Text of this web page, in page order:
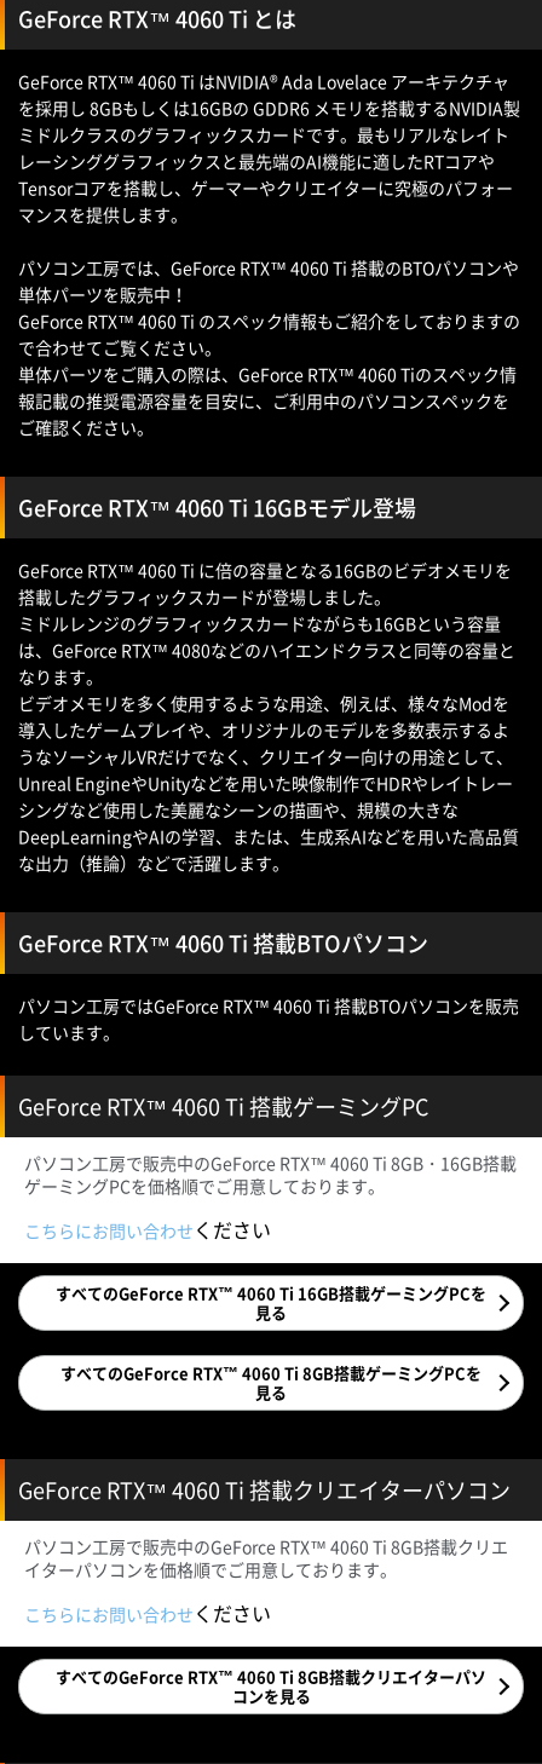
GeForce RTX™ 4060 Ti とは
GeForce RTX™ 4060 Ti はNVIDIA® Ada Lovelace アーキテクチャ
を採用し 8GBもしくは16GBの GDDR6 メモリを搭載するNVIDIA製
ミドルクラスのグラフィックスカードです。最もリアルなレイト
レーシンググラフィックスと最先端のAI機能に適したRTコアや
Tensorコアを搭載し、ゲーマーやクリエイターに究極のパフォー
マンスを提供します。
パソコン工房では、GeForce RTX™ 4060 Ti 搭載のBTOパソコンや
単体パーツを販売中！
GeForce RTX™ 4060 Ti のスペック情報もご紹介をしておりますの
で合わせてご覧ください。
単体パーツをご購入の際は、GeForce RTX™ 4060 Tiのスペック情
報記載の推奨電源容量を目安に、ご利用中のパソコンスペックを
ご確認ください。
GeForce RTX™ 4060 Ti 16GBモデル登場
GeForce RTX™ 4060 Ti に倍の容量となる16GBのビデオメモリを
搭載したグラフィックスカードが登場しました。
ミドルレンジのグラフィックスカードながらも16GBという容量
は、GeForce RTX™ 4080などのハイエンドクラスと同等の容量と
なります。
ビデオメモリを多く使用するような用途、例えば、様々なModを
導入したゲームプレイや、オリジナルのモデルを多数表示するよ
うなソーシャルVRだけでなく、クリエイター向けの用途として、
Unreal EngineやUnityなどを用いた映像制作でHDRやレイトレー
シングなど使用した美麗なシーンの描画や、規模の大きな
DeepLearningやAIの学習、または、生成系AIなどを用いた高品質
な出力（推論）などで活躍します。
GeForce RTX™ 4060 Ti 搭載BTOパソコン
パソコン工房ではGeForce RTX™ 4060 Ti 搭載BTOパソコンを販売
しています。
GeForce RTX™ 4060 Ti 搭載ゲーミングPC
パソコン工房で販売中のGeForce RTX™ 4060 Ti 8GB・16GB搭載
ゲーミングPCを価格順でご用意しております。
こちらにお問い合わせ ください
すべてのGeForce RTX™ 4060 Ti 16GB搭載ゲーミングPCを
見る
すべてのGeForce RTX™ 4060 Ti 8GB搭載ゲーミングPCを
見る
GeForce RTX™ 4060 Ti 搭載クリエイターパソコン
パソコン工房で販売中のGeForce RTX™ 4060 Ti 8GB搭載クリエ
イターパソコンを価格順でご用意しております。
こちらにお問い合わせ ください
すべてのGeForce RTX™ 4060 Ti 8GB搭載クリエイターパソ
コンを見る